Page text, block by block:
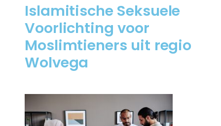
Islamitische Seksuele
Voorlichting voor
Moslimtieners uit regio
Wolvega